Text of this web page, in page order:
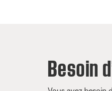
Besoin